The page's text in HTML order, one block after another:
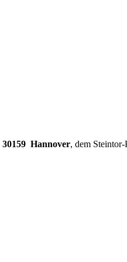
30159 Hannover, dem